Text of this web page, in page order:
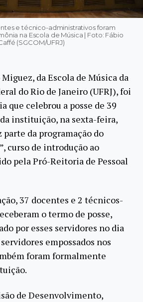
e técnico-administrativos foram
na Escola de Música | Foto: Fábio
(SGCOM/UFRJ)
da Escola de Música da
do Rio de Janeiro (UFRJ), foi
que celebrou a posse de 39
instituição, na sexta-feira,
parte da programação do
curso de introdução ao
pela Pró-Reitoria de Pessoal
37 docentes e 2 técnicos-
o termo de posse,
por esses servidores no dia
empossados nos
foram formalmente
de Desenvolvimento,